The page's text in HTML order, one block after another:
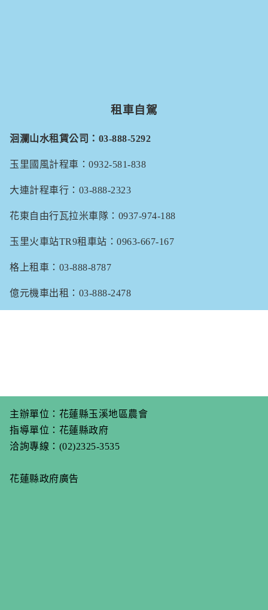
租車自駕
洄瀾山水租賃公司：03-888-5292
玉里國風計程車：0932-581-838
大連計程車行：03-888-2323
花東自由行瓦拉米車隊：0937-974-188
玉里火車站TR9租車站：0963-667-167
格上租車：03-888-8787
億元機車出租：03-888-2478
主辦單位：花蓮縣玉溪地區農會
指導單位：花蓮縣政府
洽詢專線：(02)2325-3535
花蓮縣政府廣告